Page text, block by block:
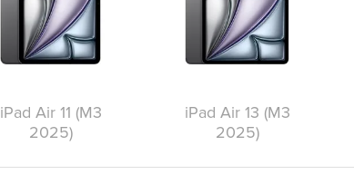
iPad Air 11 (M3
2025)
iPad Air 13 (M3
2025)